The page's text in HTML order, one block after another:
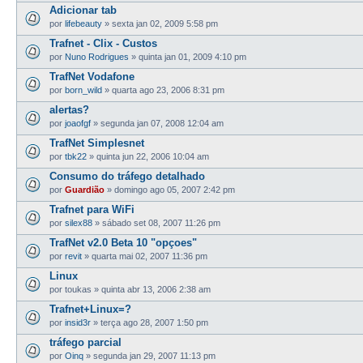
Adicionar tab
por lifebeauty » sexta jan 02, 2009 5:58 pm
Trafnet - Clix - Custos
por Nuno Rodrigues » quinta jan 01, 2009 4:10 pm
TrafNet Vodafone
por born_wild » quarta ago 23, 2006 8:31 pm
alertas?
por joaofgf » segunda jan 07, 2008 12:04 am
TrafNet Simplesnet
por tbk22 » quinta jun 22, 2006 10:04 am
Consumo do tráfego detalhado
por Guardião » domingo ago 05, 2007 2:42 pm
Trafnet para WiFi
por silex88 » sábado set 08, 2007 11:26 pm
TrafNet v2.0 Beta 10 "opçoes"
por revit » quarta mai 02, 2007 11:36 pm
Linux
por toukas » quinta abr 13, 2006 2:38 am
Trafnet+Linux=?
por insid3r » terça ago 28, 2007 1:50 pm
tráfego parcial
por Oinq » segunda jan 29, 2007 11:13 pm